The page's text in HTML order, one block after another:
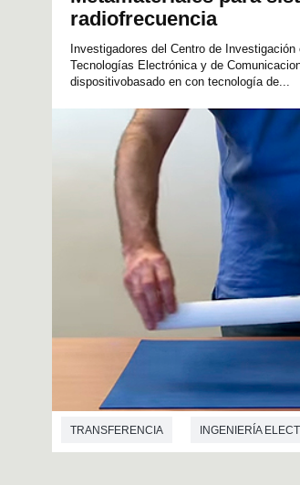
radiofrecuencia
Investigadores del Centro de
Tecnologías Electrónica y de
dispositivobasado en con tecnología de...
TRANSFERENCIA INGENIERÍA